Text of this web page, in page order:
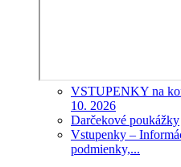
VSTUPENKY na
10. 2026
Darčekové poukážky
Vstupenky –
podmienky,...